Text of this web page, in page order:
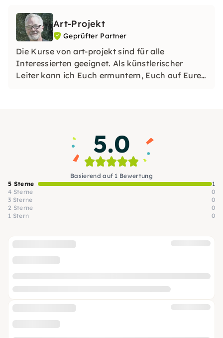
Art-Projekt
Geprüfter Partner
Die Kurse von art-projekt sind für alle
Interessierten geeignet. Als künstlerischer
Leiter kann ich Euch ermuntern, Euch auf Eure
5.0
Basierend auf 1 Bewertung
5 Sterne
1
4 Sterne
0
3 Sterne
0
2 Sterne
0
1 Stern
0